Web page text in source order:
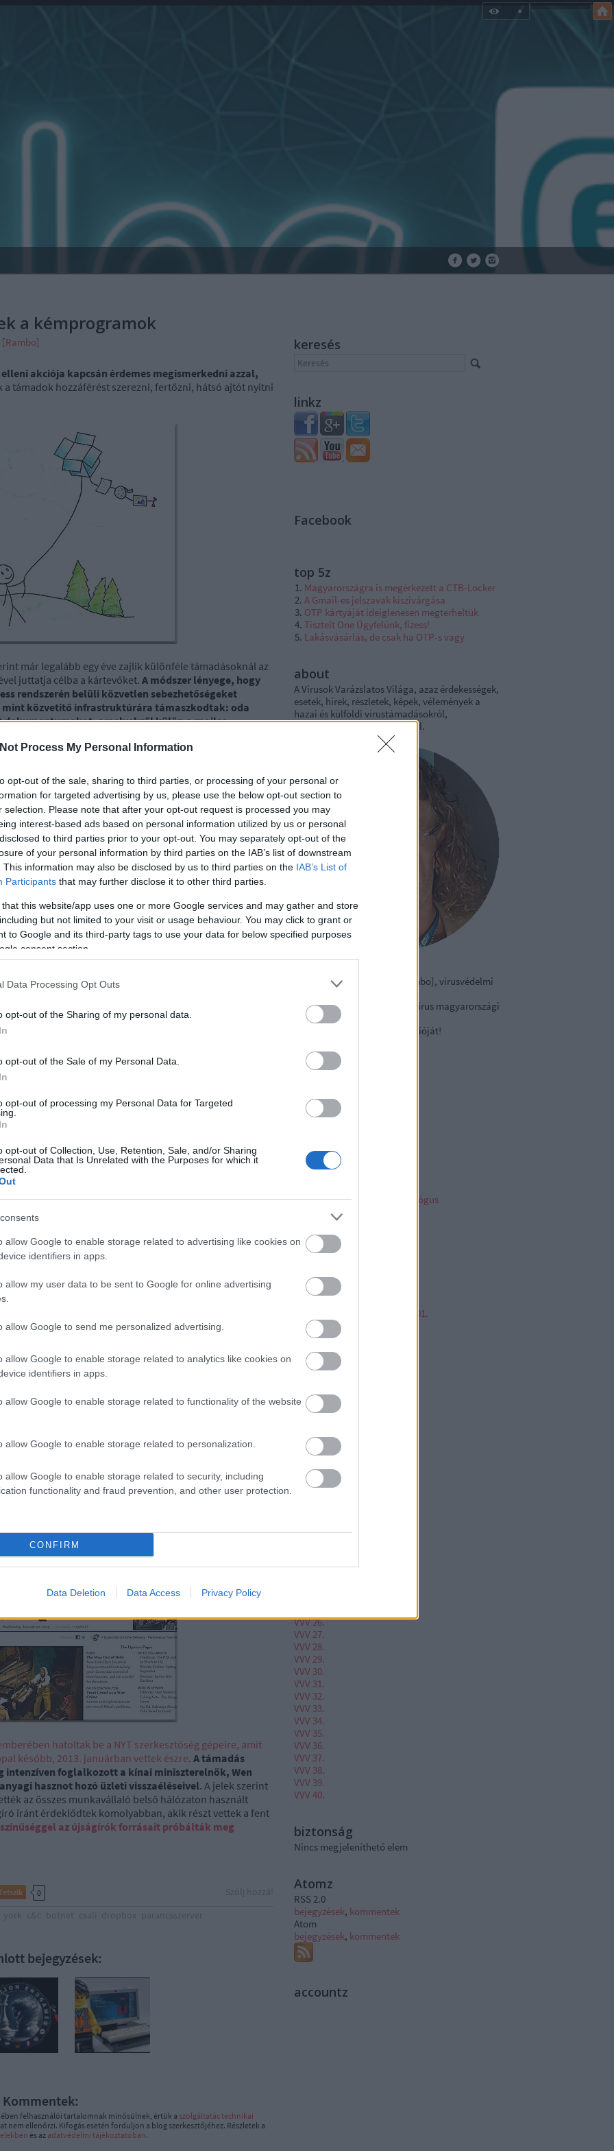
Process My Personal Information
opt-out of the sale, sharing to third parties, or processing of your personal or
for targeted advertising by us, please use the below opt-out section to
selection. Please note that after your opt-out request is processed you may
interest-based ads based on personal information utilized by us or personal
to third parties prior to your opt-out. You may separately opt-out of the
of your personal information by third parties on the IAB’s list of downstream
This information may also be disclosed by us to third parties on the IAB’s List of
Participants that may further disclose it to other third parties.
that this website/app uses one or more Google services and may gather and store
but not limited to your visit or usage behaviour. You may click to grant or
to Google and its third-party tags to use your data for below specified purposes
consent section.
Data Processing Opt Outs
opt-out of the Sharing of my personal data.
opt-out of the Sale of my Personal Data.
opt-out of processing my Personal Data for Targeted
opt-out of Collection, Use, Retention, Sale, and/or Sharing
Data that Is Unrelated with the Purposes for which it
allow Google to enable storage related to advertising like cookies on
identifiers in apps.
allow my user data to be sent to Google for online advertising
allow Google to send me personalized advertising.
allow Google to enable storage related to analytics like cookies on
identifiers in apps.
allow Google to enable storage related to functionality of the website
allow Google to enable storage related to personalization.
allow Google to enable storage related to security, including
functionality and fraud prevention, and other user protection.
CONFIRM
Data Deletion Data Access Privacy Policy
a kémprogramok
[Rambo]
akciója kapcsán érdemes megismerkedni azzal,
a támadok hozzáférést szerezni, fertőzni, hátsó ajtót nyitni
már legalább egy éve zajlik különféle támadásoknál az
juttatja célba a kártevőket. A módszer lényege, hogy
rendszerén belüli közvetlen sebezhetőségeket
mint közvetítő infrastruktúrára támaszkodtak: oda
amelyekről külön e-mailes
látszó állományt tartalmazott, amely
kattintás után ez aztán telepítette is a hátsóajtót az adott
már többször is foglalkoztunk az "Ismert fájl
alapértelmezetten rejtett opció feloldásával, de hiába
- például 2000-ben a Loveletter- miért botorság nem
sajnos az újabb Windows változatokban azóta is
lépett a támadók által létrehozott rosszindulatú
(C&C) szerver IP címét, a megfelelő
töltött le, illetve parancsokat fogadott, vagyis
venni az uralmat a szerkesztőségi gépek felett.
bármi lehet, mi is számoltunk be korábban olyan
számító technikákról, mint a Twitter posztok, vagy
accountoksegítségével történő botnetes
és ügynökségnek küldték szét azokat az e-maileket,
és ezt a bizonyos rosszindulatú hivatkozást
téma esetünkben az ASEAN (Délkelet-ázsiai
kapcsolatokkal kapcsolatos egyezmény
fel is keltette a kiszemelt célpontok érdeklődését, és
az is belejátszik, hogy van egyfajtakialakult
vállalatok alaphelyzetben nem teszik tiltólistára a
hiszen sok esetben maguk is aktívan
oldal esetenként radar alatt maradhat egy ideig. Hasonló
lévő célzott támadást sikerült leleplezni, az a
biztonsági szakemberei felveszik egymással a
veszélyre, és a szükséges ellenlépésekre.
hatoltak be a NYT szerkesztőség gépeire, amit
később, 2013. januárban vettek észre. A támadás
intenzíven foglalkozott a kínai miniszterelnök, Wen
hasznot hozó üzleti visszaéléseivel. A jelek szerint
az összes munkavállaló belső hálózaton használt
iránt érdeklődtek komolyabban, akik részt vettek a fent
az újságírók forrásait próbálták meg
0
bejegyzések:
Kommentek:
felhasználói tartalomnak minősülnek, értük a szolgáltatás technikai
nem ellenőrzi. Kifogás esetén forduljon a blog szerkesztőjéhez. Részletek a
és az adatvédelmi tájékoztatóban.
keresés
linkz
Facebook
top 5z
Magyarországra is megérkezett a CTB-Locker
A Gmail-es jelszavak kiszivárgása
OTP kártyáját ideiglenesen megterheltük
Tisztelt One Úgyfelünk, fizess!
Lakásvásárlás, de csak ha OTP-s vagy
about
A Vírusok Varázslatos Világa, azaz érdekességek,
esetek, hírek, részletek, képek, vélemények a
hazai és külföldi vírustámadásokról,
számítógépeink biztonságáról.
Csizmazia-Darab István [Rambo], vírusvédelmi
Sicontact Kft., a NOD32 antivírus magyarországi
képviselete.
próbaverzióját!
Bsky
rambo archiv
other linkz
Deliága Éva gyermekpszichológus
Intelligens vagyonvédelem
Irány a tech
Jump ESP, jump!
Koren Balázs
pcw cikkz
A Vírusok Varázslatos Világa 01.
VVV 02.
VVV 03.
VVV 04.
VVV 05.
VVV 06.
VVV 08.
VVV 09.
VVV 11.
VVV 12.
VVV 14.
VVV 15.
VVV 19.
VVV 26.
VVV 27.
VVV 28.
VVV 29.
VVV 30.
VVV 31.
VVV 32.
VVV 33.
VVV 34.
VVV 35.
VVV 36.
VVV 37.
VVV 38.
VVV 39.
VVV 40.
biztonság
Nincs megjeleníthető elem
Atomz
RSS 2.0
bejegyzések, kommentek
Atom
bejegyzések, kommentek
accountz